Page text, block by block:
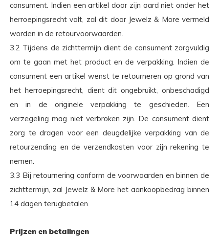
consument. Indien een artikel door zijn aard niet onder het
herroepingsrecht valt, zal dit door Jewelz & More vermeld
worden in de retourvoorwaarden.
3.2 Tijdens de zichttermijn dient de consument zorgvuldig
om te gaan met het product en de verpakking. Indien de
consument een artikel wenst te retourneren op grond van
het herroepingsrecht, dient dit ongebruikt, onbeschadigd
en in de originele verpakking te geschieden. Een
verzegeling mag niet verbroken zijn. De consument dient
zorg te dragen voor een deugdelijke verpakking van de
retourzending en de verzendkosten voor zijn rekening te
nemen.
3.3 Bij retournering conform de voorwaarden en binnen de
zichttermijn, zal Jewelz & More het aankoopbedrag binnen
14 dagen terugbetalen.
Prijzen en betalingen